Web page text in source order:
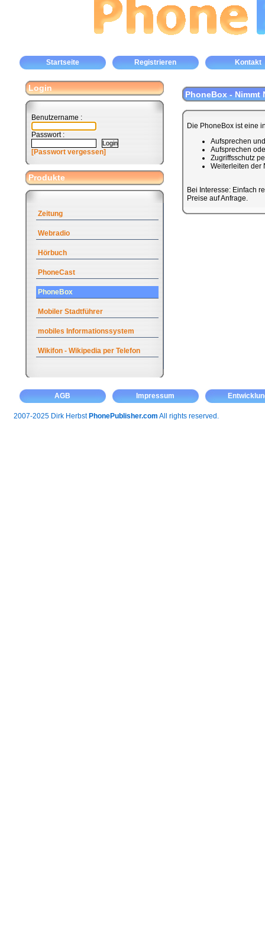
Startseite Registrieren Kontakt
Login
Benutzername :
Passwort :
[Passwort vergessen]
Produkte
Zeitung
Webradio
Hörbuch
PhoneCast
PhoneBox
Mobiler Stadtführer
mobiles Informationssystem
Wikifon - Wikipedia per Telefon
PhoneBox - Nimmt
Die PhoneBox ist eine
Aufsprechen
Aufsprechen
Zugriffsschutz
Weiterleiten der
Bei Interesse: Einfach
Preise auf Anfrage.
AGB Impressum
2007-2025 Dirk Herbst PhonePublisher.com All rights reserved.